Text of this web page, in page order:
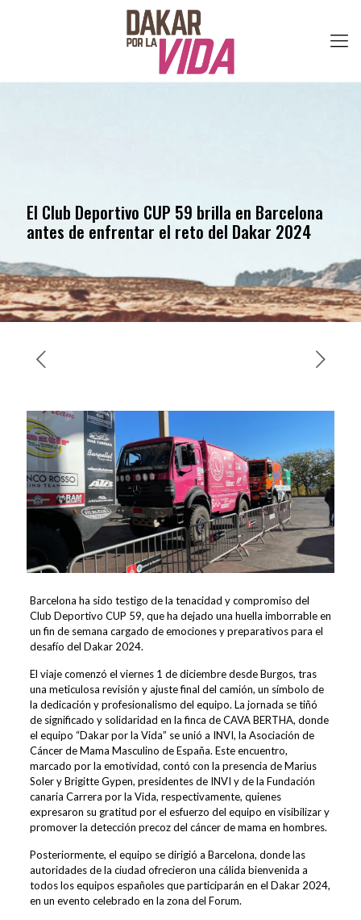
El Club Deportivo CUP 59 brilla en Barcelona
antes de enfrentar el reto del Dakar 2024
Barcelona ha sido testigo de la tenacidad y compromiso del
Club Deportivo CUP 59, que ha dejado una huella imborrable en
un fin de semana cargado de emociones y preparativos para el
desafío del Dakar 2024.
El viaje comenzó el viernes 1 de diciembre desde Burgos, tras
una meticulosa revisión y ajuste final del camión, un símbolo de
la dedicación y profesionalismo del equipo. La jornada se tiñó
de significado y solidaridad en la finca de CAVA BERTHA, donde
el equipo “Dakar por la Vida” se unió a INVI, la Asociación de
Cáncer de Mama Masculino de España. Este encuentro,
marcado por la emotividad, contó con la presencia de Marius
Soler y Brigitte Gypen, presidentes de INVI y de la Fundación
canaria Carrera por la Vida, respectivamente, quienes
expresaron su gratitud por el esfuerzo del equipo en visibilizar y
promover la detección precoz del cáncer de mama en hombres.
Posteriormente, el equipo se dirigió a Barcelona, donde las
autoridades de la ciudad ofrecieron una cálida bienvenida a
todos los equipos españoles que participarán en el Dakar 2024,
en un evento celebrado en la zona del Forum.